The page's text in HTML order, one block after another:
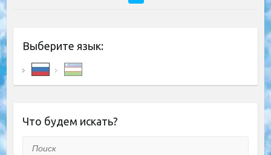
Выберите язык:
Что будем искать?
Поиск